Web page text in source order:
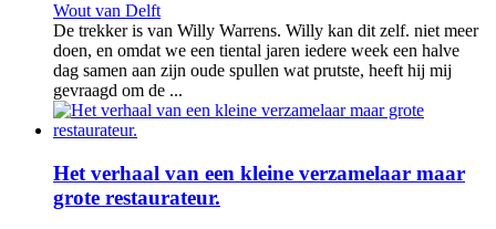
Wout van Delft
De trekker is van Willy Warrens. Willy kan dit zelf. niet meer
doen, en omdat we een tiental jaren iedere week een halve
dag samen aan zijn oude spullen wat prutste, heeft hij mij
gevraagd om de ...
Het verhaal van een kleine verzamelaar maar
grote restaurateur.